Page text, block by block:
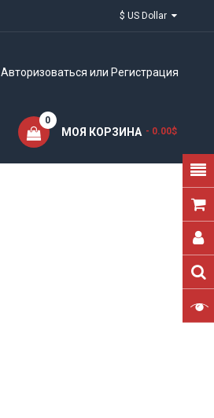
Авторизоваться или Регистрация
МОЯ КОРЗИНА
0
- 0.00$